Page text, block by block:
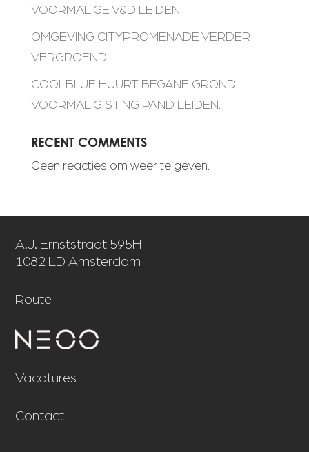
VOORMALIGE V&D LEIDEN
OMGEVING CITYPROMENADE VERDER
VERGROEND
COOLBLUE HUURT BEGANE GROND
VOORMALIG STING PAND LEIDEN.
RECENT COMMENTS
Geen reacties om weer te geven.
A.J. Ernststraat 595H
1082 LD Amsterdam
Route
Vacatures
Contact